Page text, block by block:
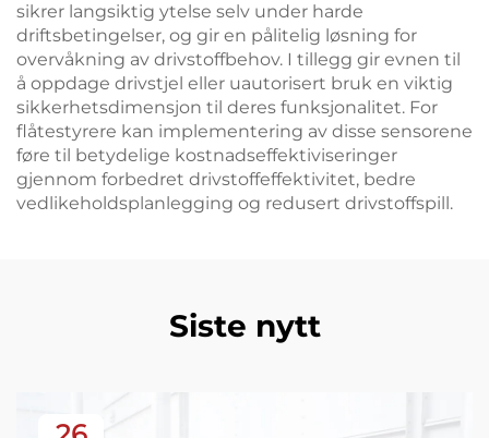
sikrer langsiktig ytelse selv under harde
driftsbetingelser, og gir en pålitelig løsning for
overvåkning av drivstoffbehov. I tillegg gir evnen til
å oppdage drivstjel eller uautorisert bruk en viktig
sikkerhetsdimensjon til deres funksjonalitet. For
flåtestyrere kan implementering av disse sensorene
føre til betydelige kostnadseffektiviseringer
gjennom forbedret drivstoffeffektivitet, bedre
vedlikeholdsplanlegging og redusert drivstoffspill.
Siste nytt